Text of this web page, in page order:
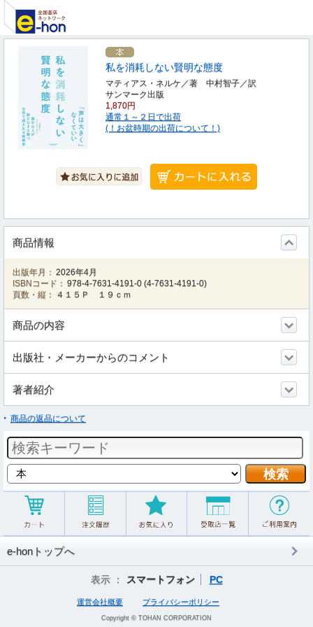
私を消耗しない賢明な態度
マティアス・ネルケ／著 中村智子／訳
サンマーク出版
1,870円
通常１～２日で出荷
(！お盆時期の出荷について！)
商品情報
出版年月： 2026年4月
ISBNコード： 978-4-7631-4191-0 (4-7631-4191-0)
頁数・縦：
４１５Ｐ １９ｃｍ
商品の内容
出版社・メーカーからのコメント
著者紹介
商品の返品について
e-honトップへ
表示 ： スマートフォン PC
運営会社概要 プライバシーポリシー
Copyright © TOHAN CORPORATION